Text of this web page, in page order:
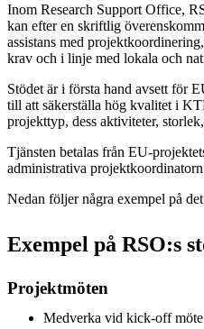
Inom Research Support Office,
kan efter en skriftlig
assistans med
krav och i linje med lokala och
Stödet är i första hand avsett för
till att säkerställa hög kvalitet i
projekttyp, dess aktiviteter,
Tjänsten betalas från EU-
administrativa
Nedan följer några exempel på
Exempel på RSO:s
Projektmöten
Medverka vid kick-off möte